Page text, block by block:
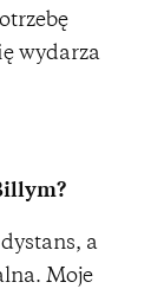
wydarza
a
Moje